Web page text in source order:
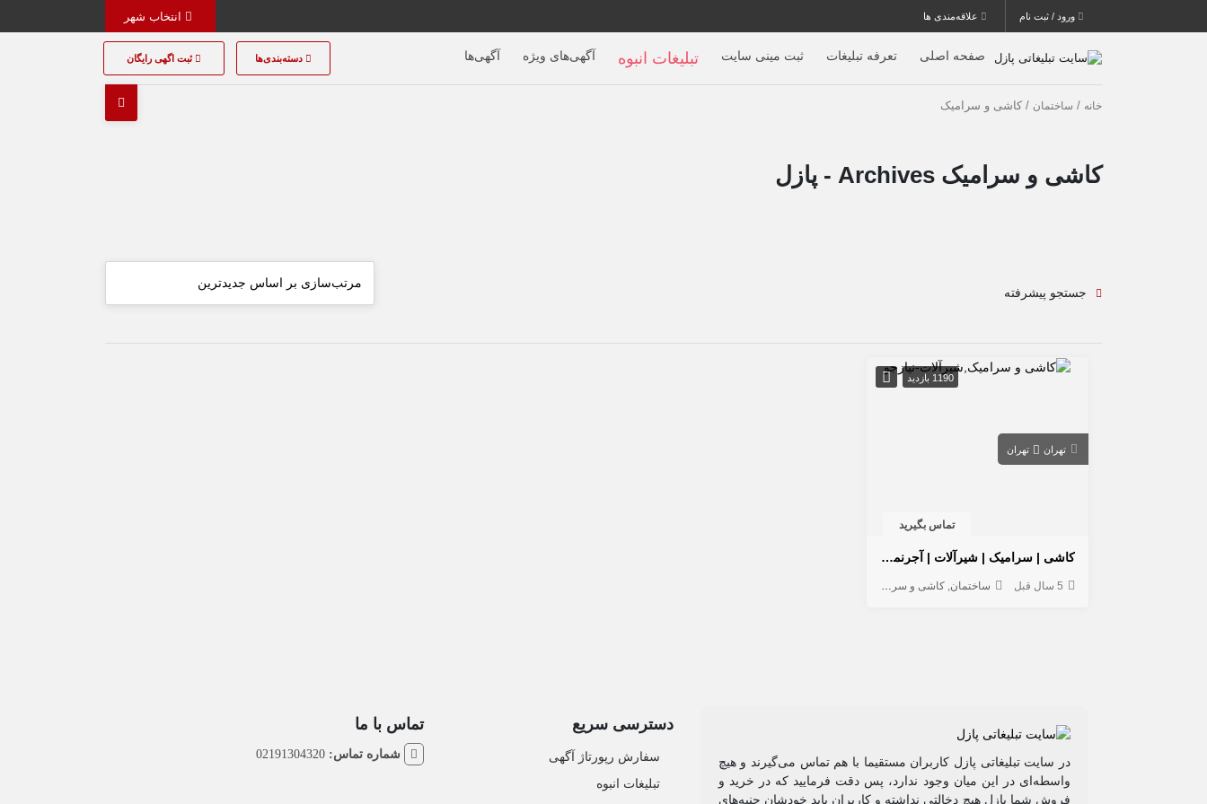
ورود / ثبت نام علاقه‌مندی ها
صفحه اصلی تعرفه تبلیغات ثبت مینی سایت تبلیغات انبوه آگهی‌های ویژه آگهی‌ها دسته‌بندی‌ها ثبت اگهی رایگان
خانه / ساختمان / کاشی و سرامیک
کاشی و سرامیک Archives - پازل
جستجو پیشرفته
1190 بازدید
تهران تهران
تماس بگیرید
کاشی | سرامیک | شیرآلات | آجرنما | بازرگانی رادین
5 سال قبل ساختمان کاشی و سرامیک
در سایت تبلیغاتی پازل کاربران مستقیما با هم تماس می‌گیرند و هیچ
واسطه‌ای در این میان وجود ندارد، پس دقت فرمایید که در خرید و
فروشِ شما پازل هیچ دخالتی نداشته و کاربران باید خودشان جنبه‌های
دسترسی سریع
سفارش رپورتاژ آگهی
تبلیغات انبوه
تماس با ما
شماره تماس: 02191304320